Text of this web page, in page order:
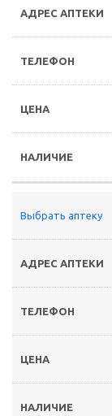
Выбрать аптеку